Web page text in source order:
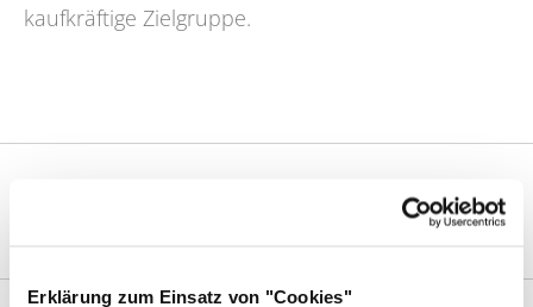
Erklärung zum Einsatz von "Cookies"
kaufkräftige Zielgruppe.